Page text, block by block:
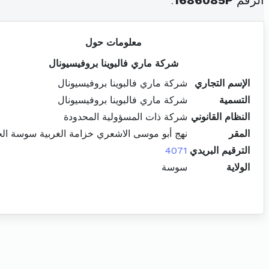
معلومات حول
شركة ماري فالبوينا بروفيسيونال
الإسم التجاري
شركة ماري فالبوينا بروفيسيونال
التسمية
شركة ماري فالبوينا بروفيسيونال
النظام القانوني شركة ذات المسؤولية المحدودة
المقر
نهج أبو موسى الاشعري خزامة الغربية سوسة
الترقيم البريدي 4071
الولاية
سوسة